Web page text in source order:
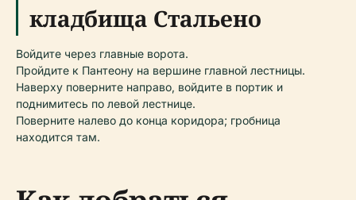
кладбища Стальено
Войдите через главные ворота.
Пройдите к Пантеону на вершине главной лестницы.
Наверху поверните направо, войдите в портик и
поднимитесь по левой лестнице.
Поверните налево до конца коридора; гробница
находится там.